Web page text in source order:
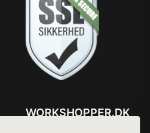
WORKSHOPPER.DK